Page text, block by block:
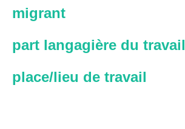
migrant
part langagière du travail
place/lieu de travail